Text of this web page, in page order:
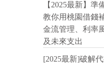
【2025最新】準
教你用桃園借錢
金流管理、利率
及未來支出
[2025最新]破解